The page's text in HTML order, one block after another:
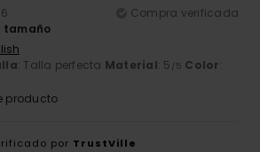
Compra verificada
tamaño
: Talla perfecta Material: 5 /5 Color:
producto
por TrustVille